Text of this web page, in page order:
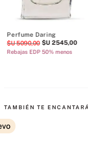
Perfume Daring
$U 5090,00 $U 2545,00
Rebajas EDP 50% menos
TAMBIÉN TE ENCANTARÁ